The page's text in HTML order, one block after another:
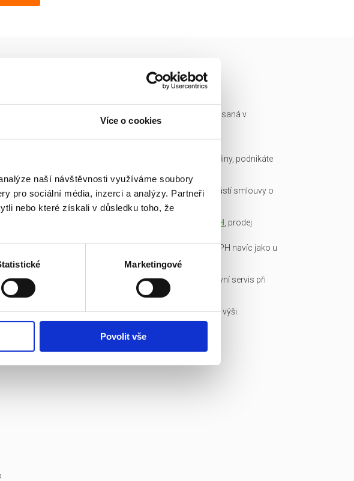
Více o cookies
naší návštěvnosti využíváme soubory
pro sociální média, inzerci a analýzy. Partneři
nebo které získali v důsledku toho, že
Marketingové
Povolit vše
Ready made společnost je zapsaná v
obchodním rejstříku a má IČ.
společnosti připravíme do hodiny, podnikáte
Garance bezdlužnosti je součástí smlouvy o
převodu obchodního podílu.
DPH , prodej
osvobozen, není nutné platit DPH navíc jako u
konkurence!
Veškerou administrativu a právní servis při
koupi/přepisu zařídíme my!
Základní kapitál splacen v plné výši.